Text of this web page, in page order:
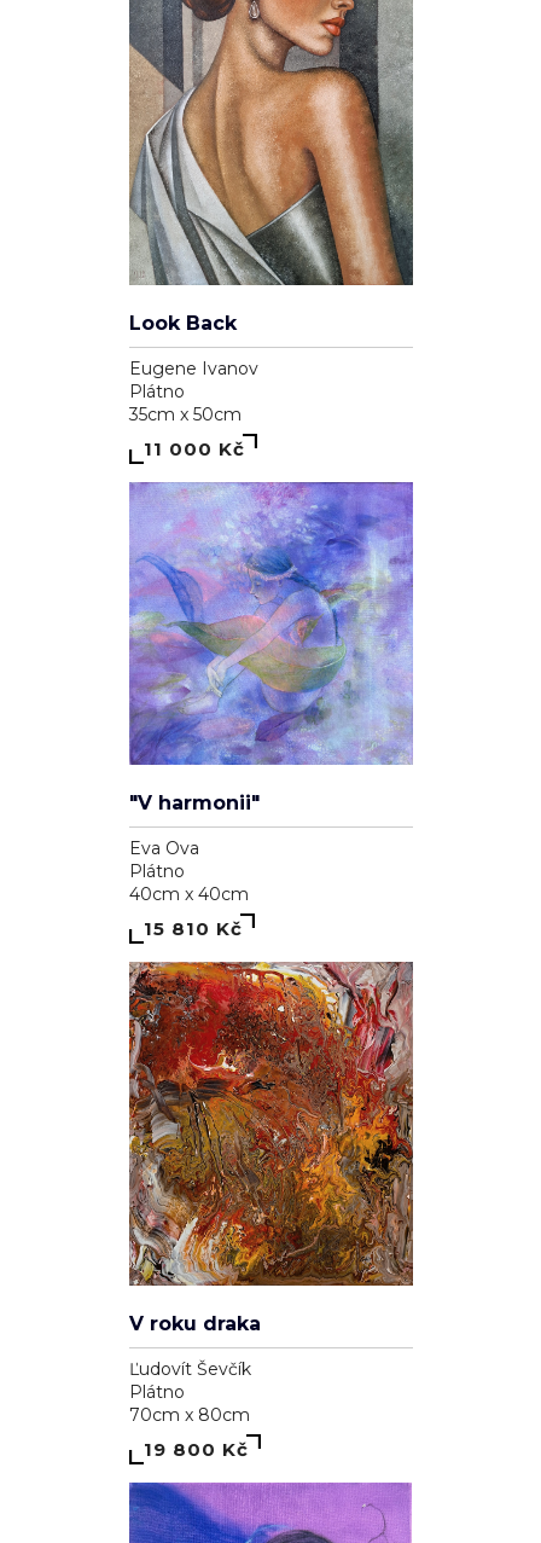
Look Back
Eugene Ivanov
Plátno
35cm x 50cm
11 000 Kč
"V harmonii"
Eva Ova
Plátno
40cm x 40cm
15 810 Kč
V roku draka
Ľudovít Ševčík
Plátno
70cm x 80cm
19 800 Kč